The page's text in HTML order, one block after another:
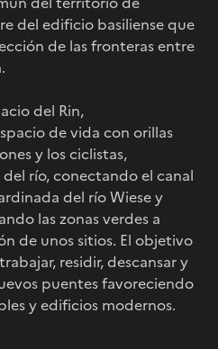
del edificio basiliense que
de las fronteras entre
del Rin,
de vida con orillas
y los ciclistas,
río, conectando el canal
del río Wiese y
las zonas verdes a
de unos sitios. El objetivo
residir, descansar y
puentes favoreciendo
y edificios modernos.